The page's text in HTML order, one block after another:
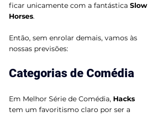
ficar unicamente com a fantástica Slow
Horses.
Então, sem enrolar demais, vamos às
nossas previsões:
Categorias de Comédia
Em Melhor Série de Comédia, Hacks
tem um favoritismo claro por ser a